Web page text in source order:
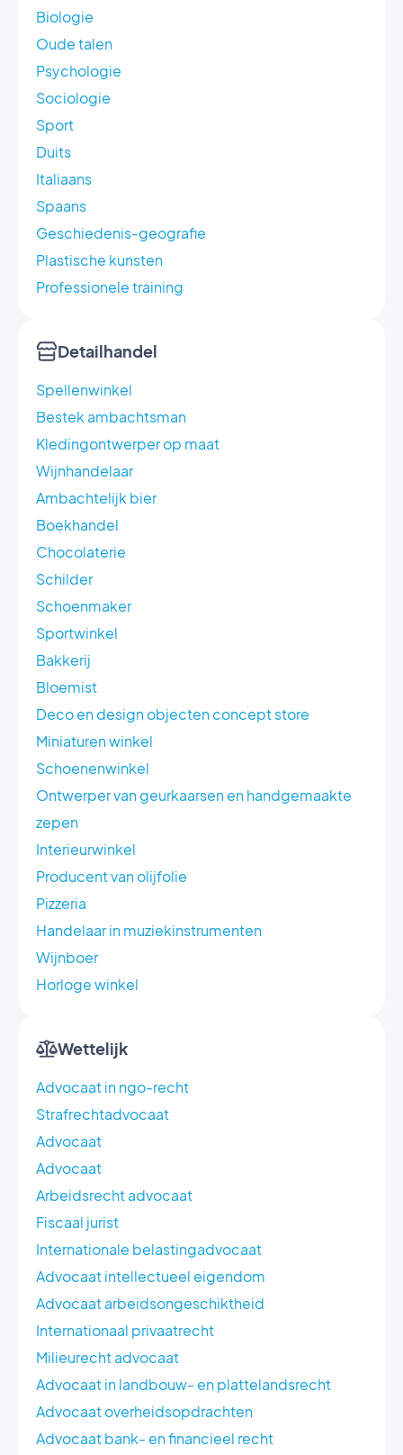
Biologie
Oude talen
Psychologie
Sociologie
Sport
Duits
Italiaans
Spaans
Geschiedenis-geografie
Plastische kunsten
Professionele training
Detailhandel
Spellenwinkel
Bestek ambachtsman
Kledingontwerper op maat
Wijnhandelaar
Ambachtelijk bier
Boekhandel
Chocolaterie
Schilder
Schoenmaker
Sportwinkel
Bakkerij
Bloemist
Deco en design objecten concept store
Miniaturen winkel
Schoenenwinkel
Ontwerper van geurkaarsen en handgemaakte
zepen
Interieurwinkel
Producent van olijfolie
Pizzeria
Handelaar in muziekinstrumenten
Wijnboer
Horloge winkel
Wettelijk
Advocaat in ngo-recht
Strafrechtadvocaat
Advocaat
Advocaat
Arbeidsrecht advocaat
Fiscaal jurist
Internationale belastingadvocaat
Advocaat intellectueel eigendom
Advocaat arbeidsongeschiktheid
Internationaal privaatrecht
Milieurecht advocaat
Advocaat in landbouw- en plattelandsrecht
Advocaat overheidsopdrachten
Advocaat bank- en financieel recht